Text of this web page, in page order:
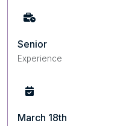
Senior
Experience
March 18th